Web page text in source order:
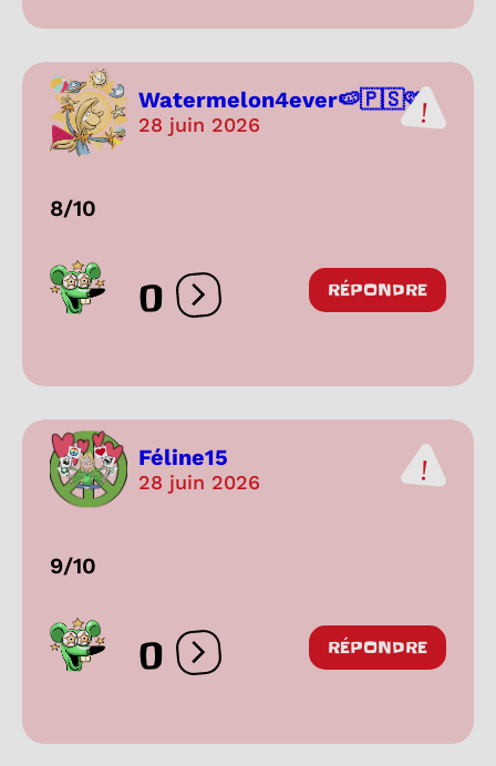
Watermelon4ever🍉🇵🇸🩷
28 juin 2026
8/10
0 Ouvrir les réactions
RÉPONDRE
Féline15
28 juin 2026
9/10
0 Ouvrir les réactions
RÉPONDRE